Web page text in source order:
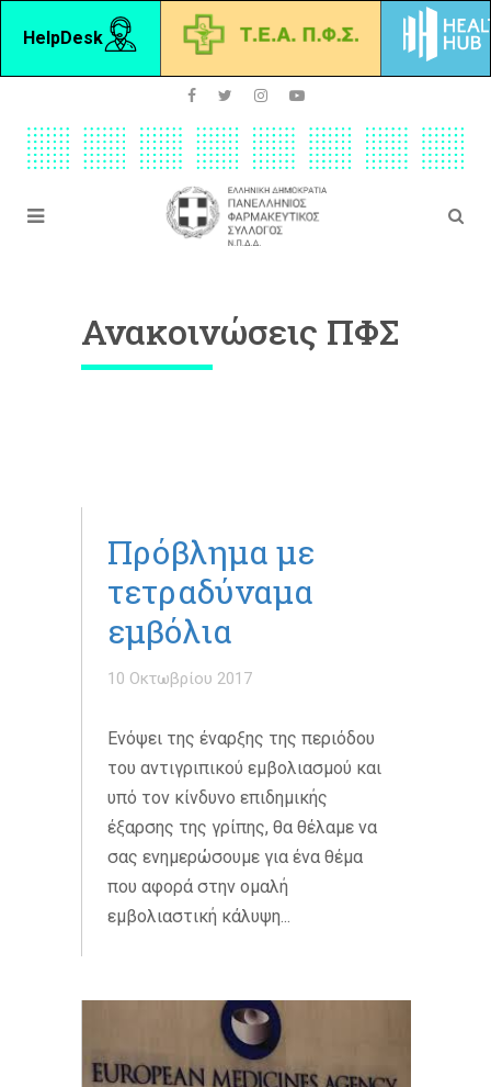
HelpDesk
Ανακοινώσεις ΠΦΣ
Πρόβλημα με
τετραδύναμα
εμβόλια
10 Οκτωβρίου 2017
Ενόψει της έναρξης της περιόδου
του αντιγριπικού εμβολιασμού και
υπό τον κίνδυνο επιδημικής
έξαρσης της γρίπης, θα θέλαμε να
σας ενημερώσουμε για ένα θέμα
που αφορά στην ομαλή
εμβολιαστική κάλυψη...